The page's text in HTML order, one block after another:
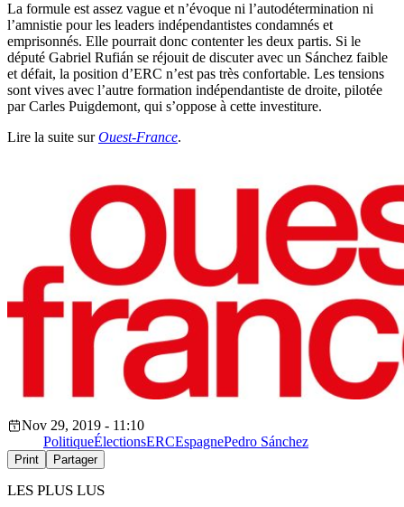
La formule est assez vague et n’évoque ni l’autodétermination ni
l’amnistie pour les leaders indépendantistes condamnés et
emprisonnés. Elle pourrait donc contenter les deux partis. Si le
député Gabriel Rufián se réjouit de discuter avec un Sánchez faible
et défait, la position d’ERC n’est pas très confortable. Les tensions
sont vives avec l’autre formation indépendantiste de droite, pilotée
par Carles Puigdemont, qui s’oppose à cette investiture.
Lire la suite surOuest-France.
Nov 29, 2019 - 11:10
PolitiqueÉlectionsERCEspagnePedro Sánchez
Print Partager
LES PLUS LUS